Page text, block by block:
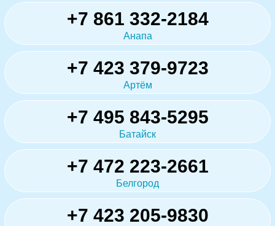
+7 861 332-2184
Анапа
+7 423 379-9723
Артём
+7 495 843-5295
Батайск
+7 472 223-2661
Белгород
+7 423 205-9830